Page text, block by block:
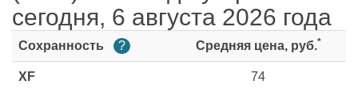
сегодня, 6 августа 2026 года
Сохранность ? Средняя цена, руб.*
XF 74